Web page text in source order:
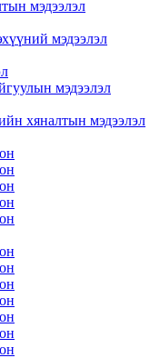
мэдээлэл
мэдээлэл
мэдээлэл
хяналтын мэдээлэл